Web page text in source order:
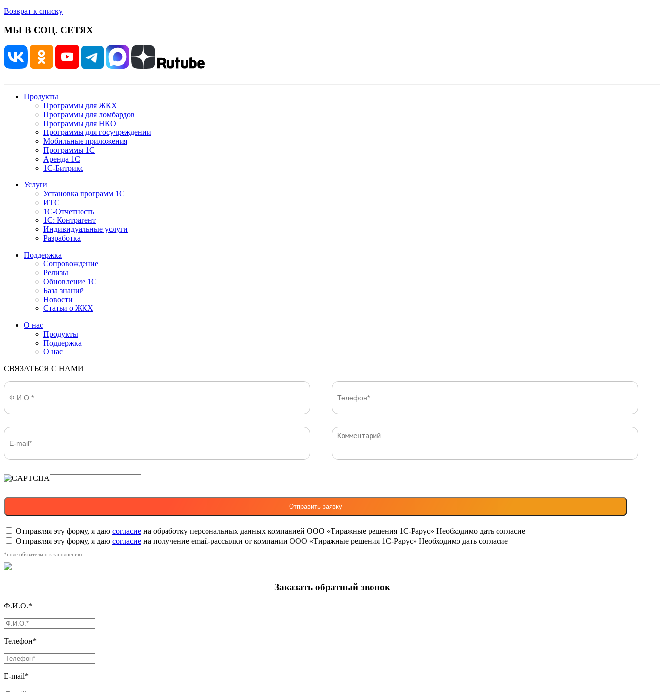
Возврат к списку
МЫ В СОЦ. СЕТЯХ
Продукты
Программы для ЖКХ
Программы для ломбардов
Программы для НКО
Программы для госучреждений
Мобильные приложения
Программы 1С
Аренда 1С
1С-Битрикс
Услуги
Установка программ 1С
ИТС
1С-Отчетность
1С: Контрагент
Индивидуальные услуги
Разработка
Поддержка
Сопровождение
Релизы
Обновление 1С
База знаний
Новости
Статьи о ЖКХ
О нас
Продукты
Поддержка
О нас
СВЯЗАТЬСЯ С НАМИ
Отправляя эту форму, я даю согласие на обработку персональных данных компанией ООО «Тиражные решения 1С-Рарус» Необходимо дать согласие
Отправляя эту форму, я даю согласие на получение email-рассылки от компании ООО «Тиражные решения 1С-Рарус» Необходимо дать согласие
*поле обязательно к заполнению
Заказать обратный звонок
Ф.И.О.*
Телефон*
E-mail*